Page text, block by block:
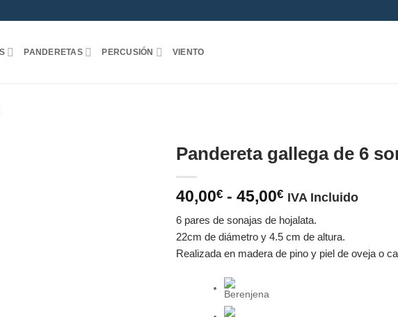
PANDERETAS PERCUSIÓN VIENTO
Pandereta gallega de 6
40,00€ - 45,00€Rango
precios:
desde
40,00€
IVA Incluido
6 pares de sonajas de hojalata.
22cm de diámetro y 4.5 cm de altura.
Realizada en madera de pino y piel de oveja o